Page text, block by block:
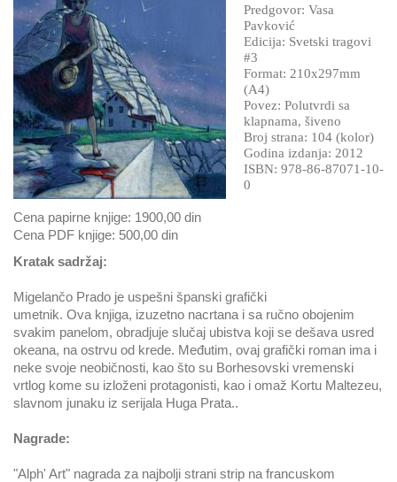
Predgovor: Vasa
Pavković
Edicija: Svetski tragovi
#3
Format: 210x297mm
(A4)
Povez: Polutvrdi sa
klapnama, šiveno
Broj strana: 104 (kolor)
Godina izdanja: 2012
ISBN: 978-86-87071-10-
0
Cena papirne knjige: 1900,00 din
Cena PDF knjige: 500,00 din
Kratak sadržaj:
Migelančo Prado je uspešni španski grafički
umetnik. Ova knjiga, izuzetno nacrtana i sa ručno obojenim
svakim panelom, obradjuje slučaj ubistva koji se dešava usred
okeana, na ostrvu od krede. Međutim, ovaj grafički roman ima i
neke svoje neobičnosti, kao što su Borhesovski vremenski
vrtlog kome su izloženi protagonisti, kao i omaž Kortu Maltezeu,
slavnom junaku iz serijala Huga Prata..
Nagrade:
"Alph' Art" nagrada za najbolji strani strip na francuskom